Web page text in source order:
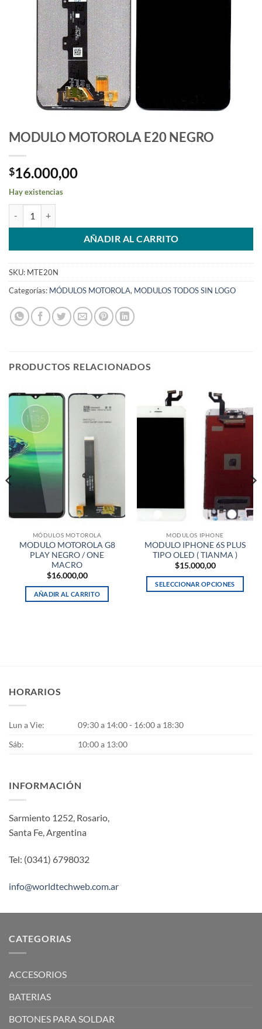
MODULO MOTOROLA E20 NEGRO
$16.000,00
Hay existencias
AÑADIR AL CARRITO
SKU: MTE20N
Categorías: MÓDULOS MOTOROLA, MODULOS TODOS SIN LOGO
PRODUCTOS RELACIONADOS
MÓDULOS MOTOROLA
MODULO MOTOROLA G8
PLAY NEGRO / ONE
MACRO
$16.000,00
AÑADIR AL CARRITO
MODULOS IPHONE
MODULO IPHONE 6S PLUS
TIPO OLED ( TIANMA )
$15.000,00
SELECCIONAR OPCIONES
HORARIOS
Lun a Vie:
09:30 a 14:00 - 16:00 a 18:30
Sáb:
10:00 a 13:00
INFORMACIÓN
Sarmiento 1252, Rosario,
Santa Fe, Argentina
Tel: (0341) 6798032
info@worldtechweb.com.ar
CATEGORIAS
ACCESORIOS
BATERIAS
BOTONES PARA SOLDAR